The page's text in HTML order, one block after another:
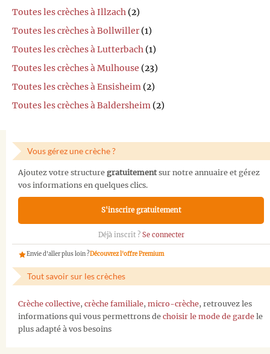
Toutes les crèches à Illzach (2)
Toutes les crèches à Bollwiller (1)
Toutes les crèches à Lutterbach (1)
Toutes les crèches à Mulhouse (23)
Toutes les crèches à Ensisheim (2)
Toutes les crèches à Baldersheim (2)
Vous gérez une crèche ?
Ajoutez votre structure gratuitementsur notre annuaire et gérez
vos informations en quelques clics.
S'inscrire gratuitement
Déjà inscrit ? Se connecter
Envie d'aller plus loin ?Découvrez l'offre Premium
Tout savoir sur les crèches
Crèche collective, crèche familiale, micro-crèche, retrouvez les
informations qui vous permettrons de choisir le mode de garde le
plus adapté à vos besoins